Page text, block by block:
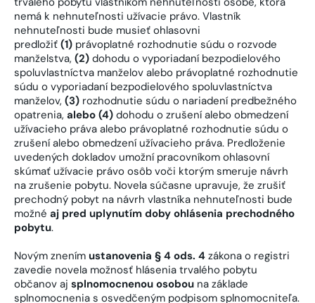
nemá k nehnuteľnosti užívacie právo. Vlastník
nehnuteľnosti bude musieť ohlasovni
predložiť (1) právoplatné rozhodnutie súdu o rozvode
manželstva, (2) dohodu o vyporiadaní bezpodielového
spoluvlastníctva manželov alebo právoplatné rozhodnutie
súdu o vyporiadaní bezpodielového spoluvlastníctva
manželov, (3) rozhodnutie súdu o nariadení predbežného
opatrenia, alebo (4) dohodu o zrušení alebo obmedzení
užívacieho práva alebo právoplatné rozhodnutie súdu o
zrušení alebo obmedzení užívacieho práva. Predloženie
uvedených dokladov umožní pracovníkom ohlasovní
skúmať užívacie právo osôb voči ktorým smeruje návrh
na zrušenie pobytu. Novela súčasne upravuje, že zrušiť
prechodný pobyt na návrh vlastníka nehnuteľnosti bude
možné aj pred uplynutím doby ohlásenia prechodného
pobytu.
Novým znením ustanovenia § 4 ods. 4 zákona o registri
zavedie novela možnosť hlásenia trvalého pobytu
občanov aj splnomocnenou osobou na základe
splnomocnenia s osvedčeným podpisom splnomocniteľa.